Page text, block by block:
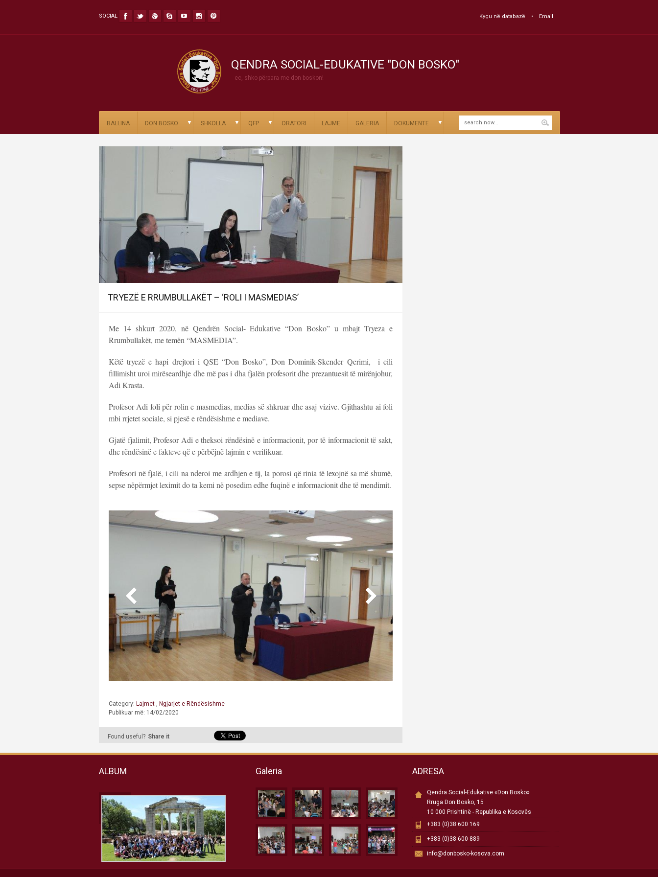
SOCIAL Kyçu në databazë Email
QENDRA SOCIAL-EDUKATIVE "DON BOSKO"
ec, shko përpara me don boskon!
BALLINA DON BOSKO ▼ SHKOLLA ▼ QFP ▼ ORATORI LAJME GALERIA DOKUMENTE ▼
TRYEZË E RRUMBULLAKËT – ‘ROLI I MASMEDIAS’
Me 14 shkurt 2020, në Qendrën Social- Edukative “Don Bosko” u mbajt Tryeza e
Rrumbullakët, me temën “MASMEDIA”.
Këtë tryezë e hapi drejtori i QSE “Don Bosko”, Don Dominik-Skender Qerimi, i cili
fillimisht uroi mirëseardhje dhe më pas i dha fjalën profesorit dhe prezantuesit të mirënjohur,
Adi Krasta.
Profesor Adi foli për rolin e masmedias, medias së shkruar dhe asaj vizive. Gjithashtu ai foli
mbi rrjetet sociale, si pjesë e rëndësishme e mediave.
Gjatë fjalimit, Profesor Adi e theksoi rëndësinë e informacionit, por të informacionit të sakt,
dhe rëndësinë e fakteve që e përbëjnë lajmin e verifikuar.
Profesori në fjalë, i cili na nderoi me ardhjen e tij, la porosi që rinia të lexojnë sa më shumë,
sepse nëpërmjet leximit do ta kemi në posedim edhe fuqinë e informacionit dhe të mendimit.
Category: Lajmet , Ngjarjet e Rëndësishme
Publikuar më: 14/02/2020
Found useful? Share it
ALBUM Galeria ADRESA
Qendra Social-Edukative «Don Bosko»
Rruga Don Bosko, 15
10 000 Prishtinë - Republika e Kosovës
+383 (0)38 600 169
+383 (0)38 600 889
info@donbosko-kosova.com